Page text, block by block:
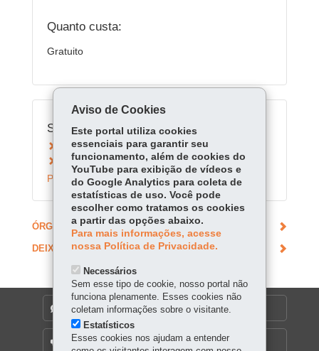
Quanto custa:
Gratuito
Serviços Relacionados:
Receber orientações sobre direitos autorais
Agendar visita guiada à Biblioteca Pública do
Paraná
ÓRGÃO RESPONSÁVEL
DEIXE SUA OPINIÃO
DENUNCIE CORRUPÇÃO
OUVIDORIA
Aviso de Cookies
Este portal utiliza cookies
essenciais para garantir seu
funcionamento, além de cookies do
YouTube para exibição de vídeos e
do Google Analytics para coleta de
estatísticas de uso. Você pode
escolher como tratamos os cookies
a partir das opções abaixo.
Para mais informações, acesse
nossa Política de Privacidade.
Necessários
Sem esse tipo de cookie, nosso portal não
funciona plenamente. Esses cookies não
coletam informações sobre o visitante.
Estatísticos
Esses cookies nos ajudam a entender